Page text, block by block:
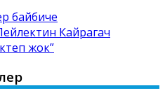
байбиче
Кайрагач
жок”